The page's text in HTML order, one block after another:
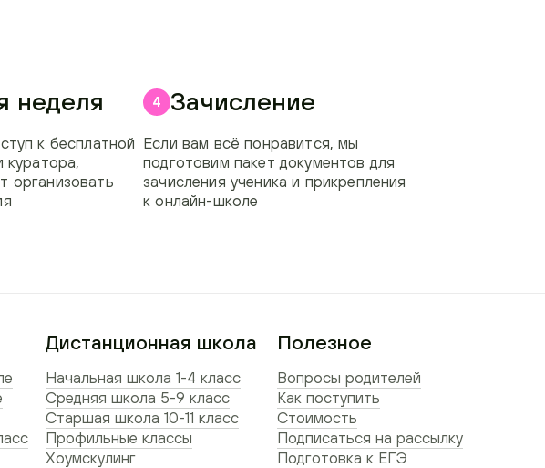
неделя
к бесплатной
куратора,
организовать
4 Зачисление
Если вам всё понравится, мы
подготовим пакет документов для
зачисления ученика и прикрепления
к онлайн-школе
Полезное
Вопросы родителей
Как поступить
Стоимость
Подписаться на рассылку
Подготовка к ЕГЭ
Дистанционная школа
Начальная школа 1-4 класс
Средняя школа 5-9 класс
Старшая школа 10-11 класс
Профильные классы
Хоумскулинг